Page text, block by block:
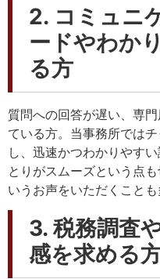
2. コミュニ
ードやわか
る方
質問への回答が遅い、専
ている方。当事務所では
し、迅速かつわかりやす
とりがスムーズという点
いうお声をいただくことも
3. 税務調査
感を求める